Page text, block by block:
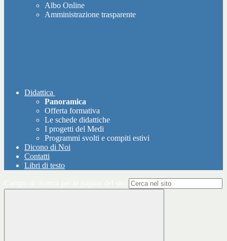
Albo Online
Amministrazione trasparente
Didattica
Panoramica
Offerta formativa
Le schede didattiche
I progetti del Medi
Programmi svolti e compiti estivi
Dicono di Noi
Contatti
Libri di testo